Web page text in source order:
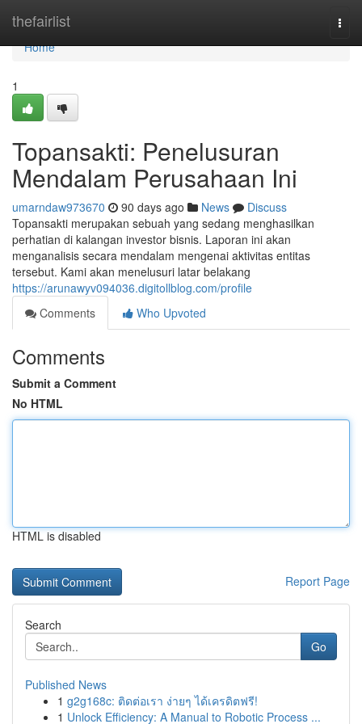
thefairlist
Home
Home
1
Topansakti: Penelusuran
Mendalam Perusahaan Ini
umarndaw973670 90 days ago News
Discuss
Topansakti merupakan sebuah yang sedang menghasilkan
perhatian di kalangan investor bisnis. Laporan ini akan
menganalisis secara mendalam mengenai aktivitas entitas
tersebut. Kami akan menelusuri latar belakang
https://arunawyv094036.digitollblog.com/profile
Comments
Who Upvoted
Comments
Submit a Comment
No HTML
HTML is disabled
Report Page
Search
Go
Published News
1 g2g168c: ติดต่อเรา ง่ายๆ ได้เครดิตฟรี!
1 Unlock Efficiency: A Manual to Robotic Process ...